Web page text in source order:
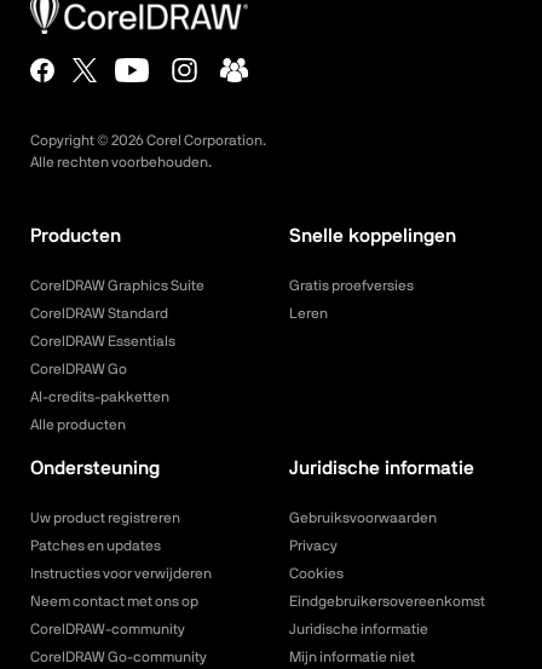
Copyright © 2026Corel Corporation.
Alle rechten voorbehouden.
Producten
CorelDRAW Graphics Suite
CorelDRAW Standard
CorelDRAW Essentials
CorelDRAW Go
AI-credits-pakketten
Alle producten
Snelle koppelingen
Gratis proefversies
Leren
Ondersteuning
Uw product registreren
Patches en updates
Instructies voor verwijderen
Neem contact met ons op
CorelDRAW-community
CorelDRAW Go-community
Juridische informatie
Gebruiksvoorwaarden
Privacy
Cookies
Eindgebruikersovereenkomst
Juridische informatie
Mijn informatie niet